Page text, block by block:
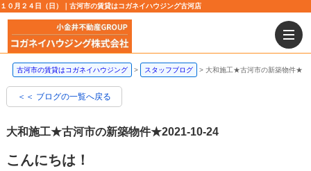
１０月２４日（日）｜古河市の賃貸はコガネイハウジング古河店
古河市の賃貸はコガネイハウジング スタッフブログ 大和施工★古河市の新築物件★
＜＜ ブログの一覧へ戻る
大和施工★古河市の新築物件★2021-10-24
こんにちは！